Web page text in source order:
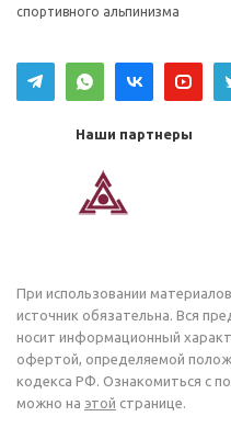
спортивного альпинизма
Наши партнеры
При использовании
источник обязательна. Вся
носит информационный
офертой, определяемой
кодекса РФ. Ознакомиться с
можно на этой странице.